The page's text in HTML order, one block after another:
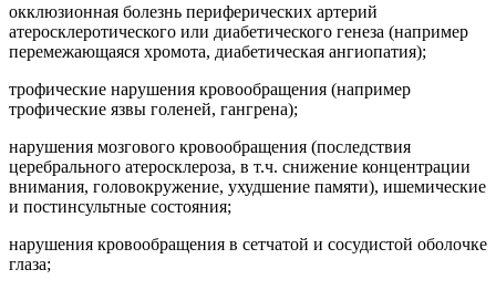
окклюзионная болезнь периферических артерий
атеросклеротического или диабетического генеза (например
перемежающаяся хромота, диабетическая ангиопатия);
трофические нарушения кровообращения (например
трофические язвы голеней, гангрена);
нарушения мозгового кровообращения (последствия
церебрального атеросклероза, в т.ч. снижение концентрации
внимания, головокружение, ухудшение памяти), ишемические
и постинсультные состояния;
нарушения кровообращения в сетчатой и сосудистой оболочке
глаза;